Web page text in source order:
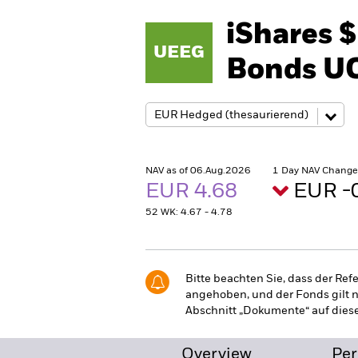
UEEG
iShares
Bonds
NAV as of 06.Aug.2026
EUR 4.68
52 WK: 4.67 - 4.78
1 Day NAV
EUR
Bitte beachten Sie, dass der
angehoben, und der Fonds gilt
Abschnitt „Dokumente“ auf
Overview